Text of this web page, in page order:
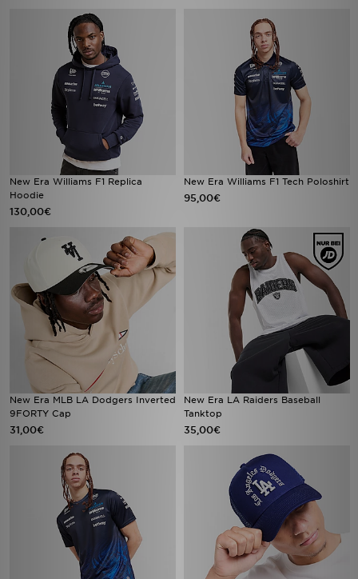
New Era Williams F1 Replica
Hoodie
130,00€
New Era Williams F1 Tech Poloshirt
95,00€
New Era MLB LA Dodgers Inverted
9FORTY Cap
31,00€
New Era LA Raiders Baseball
Tanktop
35,00€